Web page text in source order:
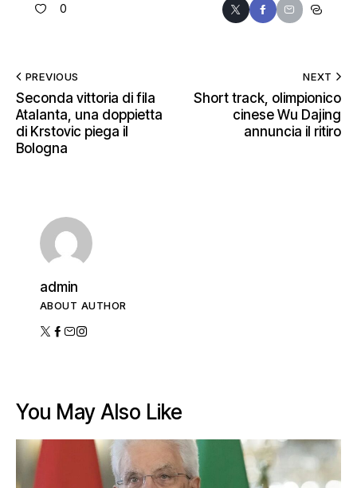
0
PREVIOUS
Seconda vittoria di fila
Atalanta, una doppietta
di Krstovic piega il
Bologna
NEXT
Short track, olimpionico
cinese Wu Dajing
annuncia il ritiro
admin
ABOUT AUTHOR
You May Also Like